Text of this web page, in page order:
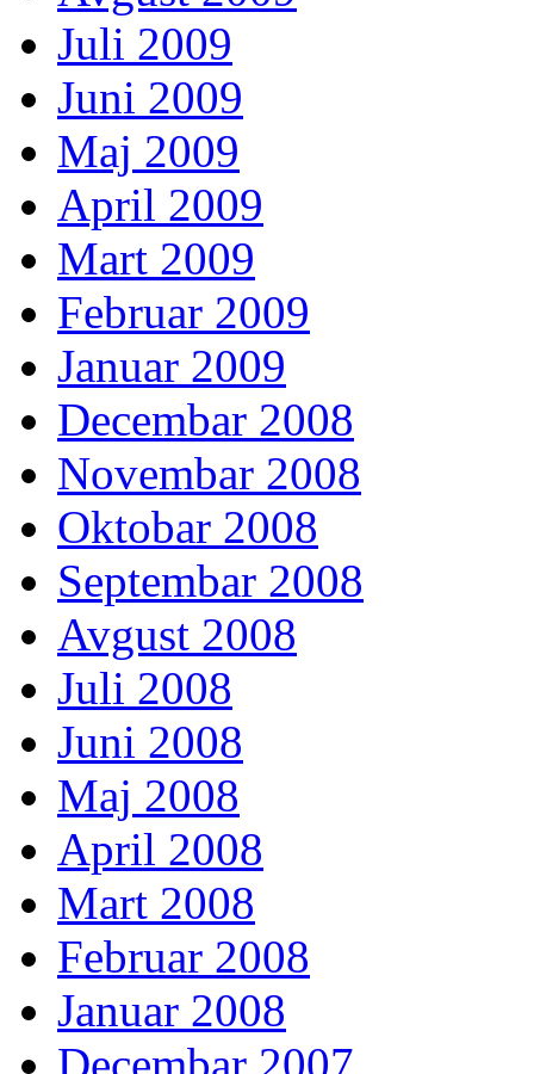
Juli 2009
Juni 2009
Maj 2009
April 2009
Mart 2009
Februar 2009
Januar 2009
Decembar 2008
Novembar 2008
Oktobar 2008
Septembar 2008
Avgust 2008
Juli 2008
Juni 2008
Maj 2008
April 2008
Mart 2008
Februar 2008
Januar 2008